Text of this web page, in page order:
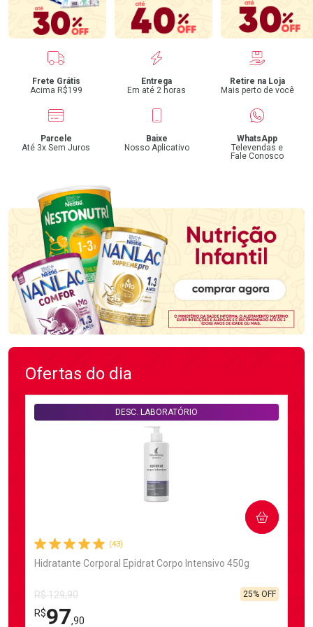
Benefícios
Frete Grátis
Acima R$199
Entrega
Em até 2 horas
Retire na Loja
Mais perto de você
Parcele
Até 3x Sem Juros
Baixe
Nosso Aplicativo
WhatsApp
Televendas e
Fale Conosco
Ofertas do dia
(43)
Hidratante Corporal Epidrat Corpo Intensivo 450g
DESC. LABORATÓRIO
R$ 129,90
R$97,90
25% OFF
COMPRAR